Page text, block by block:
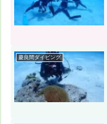
慶良間ダイビング